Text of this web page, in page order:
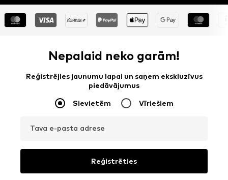
Nepalaid neko garām!
Reģistrējies jaunumu lapai un saņem ekskluzīvus
piedāvājumus
Sievietēm Vīriešiem
Tava e-pasta adrese
Reģistrēties